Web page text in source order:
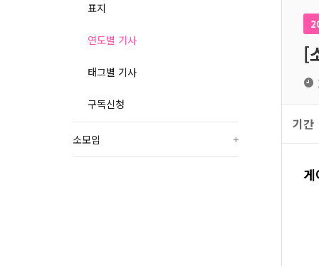
표지
연도별 기사
태그별 기사
구독신청
소모임 +
[
기간